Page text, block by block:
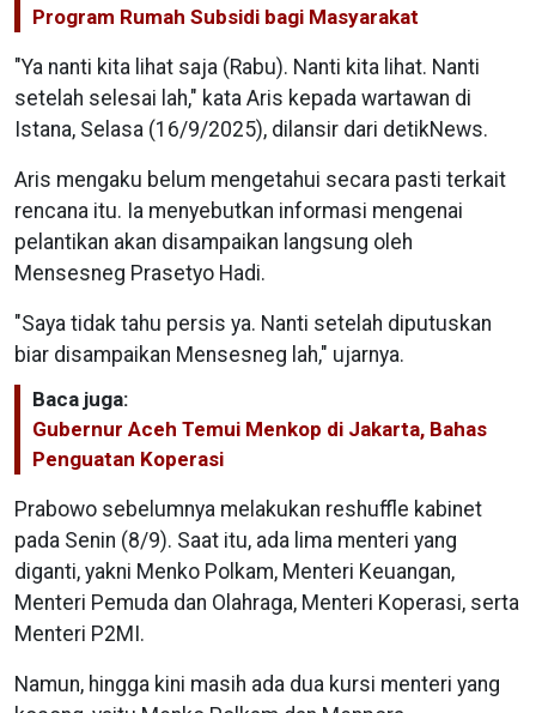
Program Rumah Subsidi bagi Masyarakat
"Ya nanti kita lihat saja (Rabu). Nanti kita lihat. Nanti
setelah selesai lah," kata Aris kepada wartawan di
Istana, Selasa (16/9/2025), dilansir dari detikNews.
Aris mengaku belum mengetahui secara pasti terkait
rencana itu. Ia menyebutkan informasi mengenai
pelantikan akan disampaikan langsung oleh
Mensesneg Prasetyo Hadi.
"Saya tidak tahu persis ya. Nanti setelah diputuskan
biar disampaikan Mensesneg lah," ujarnya.
Baca juga:
Gubernur Aceh Temui Menkop di Jakarta, Bahas
Penguatan Koperasi
Prabowo sebelumnya melakukan reshuffle kabinet
pada Senin (8/9). Saat itu, ada lima menteri yang
diganti, yakni Menko Polkam, Menteri Keuangan,
Menteri Pemuda dan Olahraga, Menteri Koperasi, serta
Menteri P2MI.
Namun, hingga kini masih ada dua kursi menteri yang